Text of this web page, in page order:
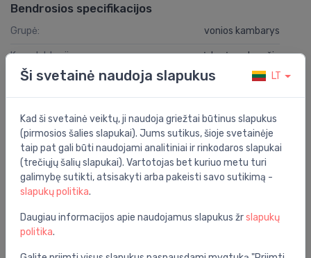
Bendrosios specifikacijos
Grupė: vonios kambarys
Komplektacija: sėdynė su dangčiu
Vieta: ant sienos
Specifikacija
Produkto kodas: KK OPTICA W
Barkodas:
Prekės ženklas: Roca
Ši svetainė naudoja slapukus LT
Kad ši svetainė veiktų, ji naudoja griežtai būtinus slapukus
(pirmosios šalies slapukai). Jums sutikus, šioje svetainėje
taip pat gali būti naudojami analitiniai ir rinkodaros slapukai
(trečiųjų šalių slapukai). Vartotojas bet kuriuo metu turi
galimybę sutikti, atsisakyti arba pakeisti savo sutikimą -
slapukų politika.
Daugiau informacijos apie naudojamus slapukus žrslapukų
politika.